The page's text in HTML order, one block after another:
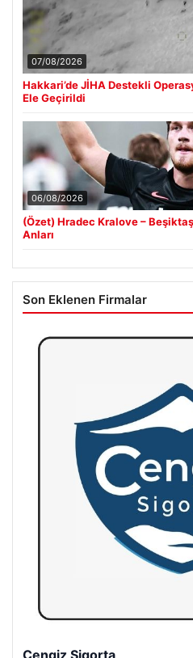
07/08/2026
Hakkari’de JİHA Destekli
Ele Geçirildi
06/08/2026
(Özet) Hradec Kralove –
Anları
Son Eklenen Firmalar